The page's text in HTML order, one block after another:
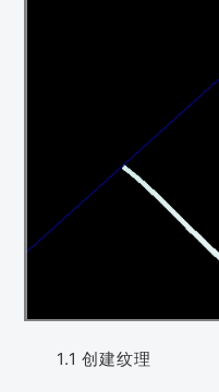
1.1 创建纹理